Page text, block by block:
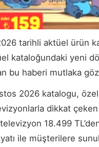
tarihli aktüel ürün
kataloğundaki yeni
bu haberi mutlaka
2026 katalogu,
dikkat
18.499
ile müşterilere